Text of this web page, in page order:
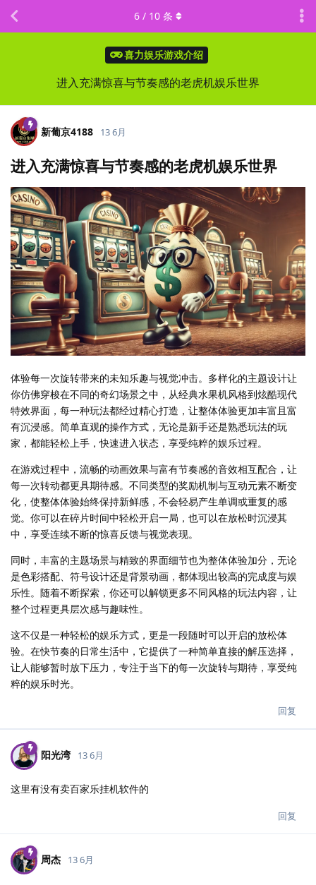
喜力娱乐游戏介绍
进入充满惊喜与节奏感的老虎机娱乐世界
6 / 10 条
新葡京4188 13 6月
进入充满惊喜与节奏感的老虎机娱乐世界
体验每一次旋转带来的未知乐趣与视觉冲击。多样化的主题设计让
你仿佛穿梭在不同的奇幻场景之中，从经典水果机风格到炫酷现代
特效界面，每一种玩法都经过精心打造，让整体体验更加丰富且富
有沉浸感。简单直观的操作方式，无论是新手还是熟悉玩法的玩
家，都能轻松上手，快速进入状态，享受纯粹的娱乐过程。
在游戏过程中，流畅的动画效果与富有节奏感的音效相互配合，让
每一次转动都更具期待感。不同类型的奖励机制与互动元素不断变
化，使整体体验始终保持新鲜感，不会轻易产生单调或重复的感
觉。你可以在碎片时间中轻松开启一局，也可以在放松时沉浸其
中，享受连续不断的惊喜反馈与视觉表现。
同时，丰富的主题场景与精致的界面细节也为整体体验加分，无论
是色彩搭配、符号设计还是背景动画，都体现出较高的完成度与娱
乐性。随着不断探索，你还可以解锁更多不同风格的玩法内容，让
整个过程更具层次感与趣味性。
这不仅是一种轻松的娱乐方式，更是一段随时可以开启的放松体
验。在快节奏的日常生活中，它提供了一种简单直接的解压选择，
让人能够暂时放下压力，专注于当下的每一次旋转与期待，享受纯
粹的娱乐时光。
回复
阳光湾 13 6月
这里有没有卖百家乐挂机软件的
回复
周杰 13 6月